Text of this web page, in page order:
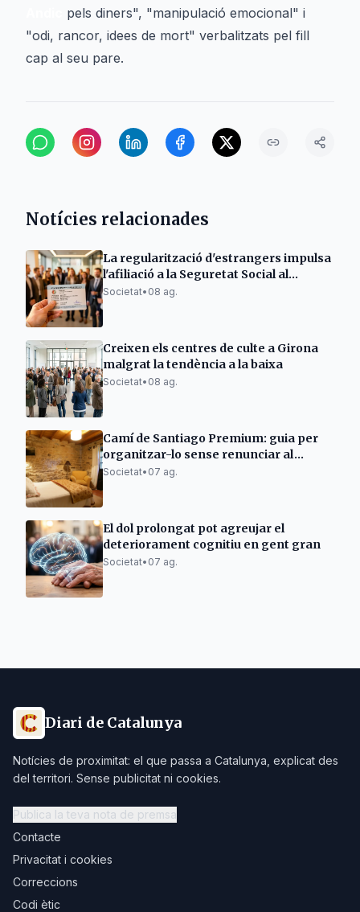
pels diners", "manipulació emocional" i
"odi, rancor, idees de mort" verbalitzats pel fill
cap al seu pare.
Notícies relacionades
La regularització d'estrangers impulsa
l'afiliació a la Seguretat Social al
Berguedà
Societat• 08 ag.
Creixen els centres de culte a Girona
malgrat la tendència a la baixa
Societat• 08 ag.
Camí de Santiago Premium: guia per
organitzar-lo sense renunciar al
descans
Societat• 07 ag.
El dol prolongat pot agreujar el
deteriorament cognitiu en gent gran
Societat• 07 ag.
Diari de Catalunya
Notícies de proximitat: el que passa a Catalunya, explicat des
del territori. Sense publicitat ni cookies.
Publica la teva nota de premsa
Contacte
Privacitat i cookies
Correccions
Codi ètic